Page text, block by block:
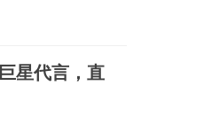
星代言，直